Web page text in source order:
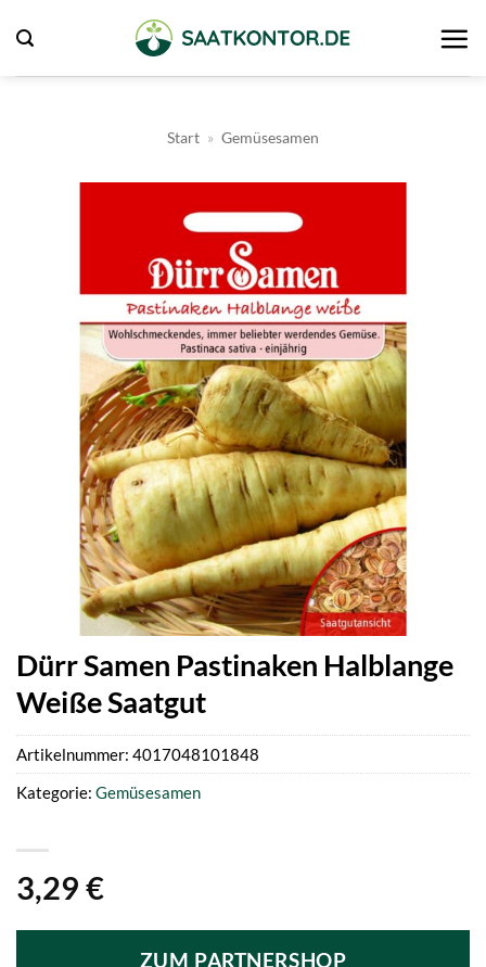
Inhalt
springen
Start » Gemüsesamen
Dürr Samen Pastinaken Halblange
Weiße Saatgut
3,29 €
ZUM PARTNERSHOP
Artikelnummer: 4017048101848
Kategorie: Gemüsesamen